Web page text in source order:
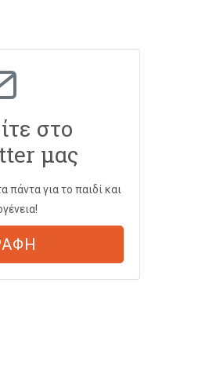
στο
μας
πάντα για το παιδί και